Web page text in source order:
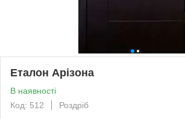
Еталон Арізона
В наявності
Код: 512
Роздріб